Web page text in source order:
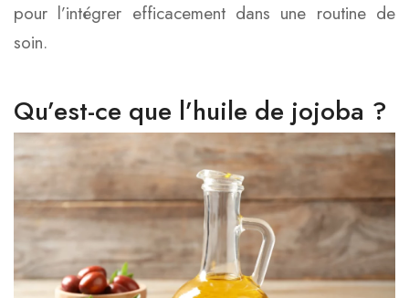
pour l’intégrer efficacement dans une routine de
soin.
Qu’est-ce que l’huile de jojoba ?